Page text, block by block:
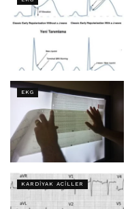
EKG
KARDIYAK ACILLER